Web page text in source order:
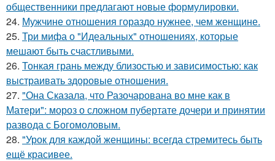
общественники предлагают новые формулировки.
24. Мужчине отношения гораздо нужнее, чем женщине.
25. Три мифа о "Идеальных" отношениях, которые
мешают быть счастливыми.
26. Тонкая грань между близостью и зависимостью: как
выстраивать здоровые отношения.
27. "Она Сказала, что Разочарована во мне как в
Матери": мороз о сложном пубертате дочери и принятии
развода с Богомоловым.
28. "Урок для каждой женщины: всегда стремитесь быть
ещё красивее.